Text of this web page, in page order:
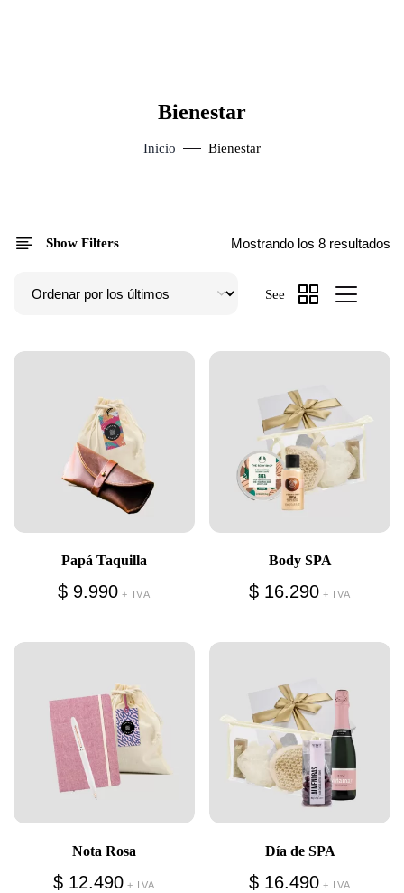
Bienestar
Inicio Bienestar
Show Filters Mostrando los 8 resultados
See
Papá Taquilla
$ 9.990 + IVA
Body SPA
$16.290 + IVA
Nota Rosa
$12.490 + IVA
Día de SPA
$16.490 + IVA